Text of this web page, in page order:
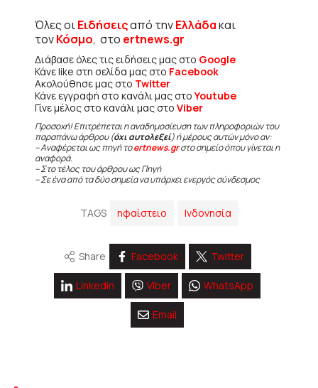
Όλες οιΕιδήσειςαπό τηνΕλλάδακαι
τονΚόσμο, στο ertnews.gr
Διάβασε όλες τις ειδήσεις μας στο Google
Κάνε like στη σελίδα μας στο Facebook
Ακολούθησε μας στο Twitter
Κάνε εγγραφή στο κανάλι μας στοYoutube
Γίνε μέλος στο κανάλι μας στο Viber
Προσοχή! Επιτρέπεται η αναδημοσίευση των πληροφοριών του
παραπάνω άρθρου (όχι αυτολεξεί) ή μέρους αυτών μόνο αν:
– Αναφέρεται ως πηγή τοertnews.grστο σημείο όπου γίνεται η
αναφορά.
– Στο τέλος του άρθρου ως Πηγή
– Σε ένα από τα δύο σημεία να υπάρχει ενεργός σύνδεσμος
TAGS ηφαίστειο Ινδονησία
Share Facebook Twitter
Linkedin Viber WhatsApp
Email